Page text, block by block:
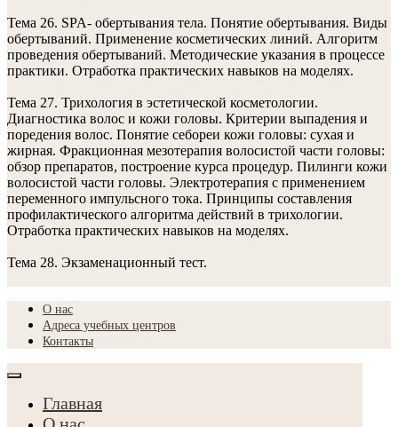
Тема 26. SPA- обертывания тела. Понятие обертывания. Виды
обертываний. Применение косметических линий. Алгоритм
проведения обертываний. Методические указания в процессе
практики. Отработка практических навыков на моделях.
Тема 27. Трихология в эстетической косметологии.
Диагностика волос и кожи головы. Критерии выпадения и
поредения волос. Понятие себореи кожи головы: сухая и
жирная. Фракционная мезотерапия волосистой части головы:
обзор препаратов, построение курса процедур. Пилинги кожи
волосистой части головы. Электротерапия с применением
переменного импульсного тока. Принципы составления
профилактического алгоритма действий в трихологии.
Отработка практических навыков на моделях.
Тема 28. Экзаменационный тест.
О нас
Адреса учебных центров
Контакты
Главная